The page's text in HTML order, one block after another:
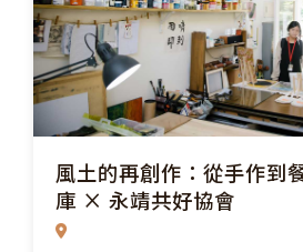
風土的再創作：從手作到
庫 × 永靖共好協會